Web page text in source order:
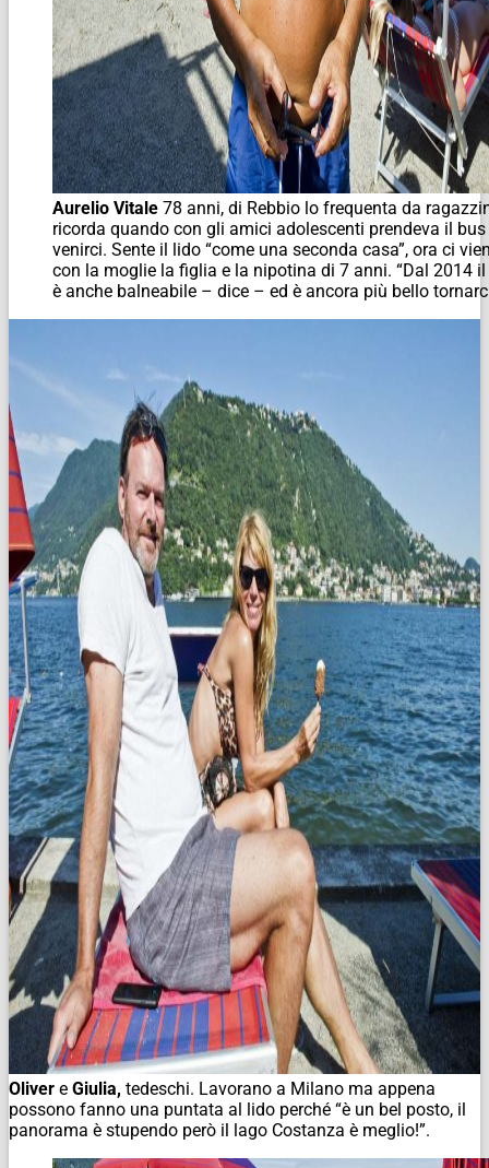
Aurelio Vitale 78 anni, di Rebbio lo frequenta da
ricorda quando con gli amici adolescenti prendeva il bus
venirci. Sente il lido “come una seconda casa”, ora ci
con la moglie la figlia e la nipotina di 7 anni. “Dal 2014
è anche balneabile – dice – ed è ancora più bello
Oliver e Giulia, tedeschi. Lavorano a Milano ma appena
possono fanno una puntata al lido perché “è un bel posto, il
panorama è stupendo però il lago Costanza è meglio!”.